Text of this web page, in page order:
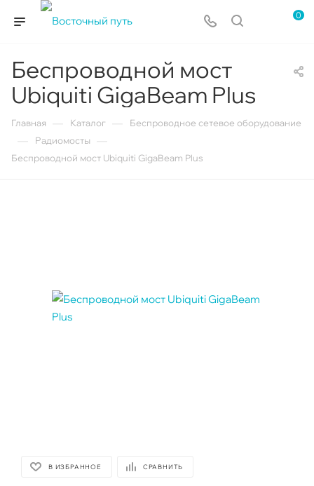
0
Беспроводной мост
Ubiquiti GigaBeam Plus
Главная Каталог Беспроводное сетевое оборудование
Радиомосты
Беспроводной мост Ubiquiti GigaBeam Plus
В ИЗБРАННОЕ СРАВНИТЬ